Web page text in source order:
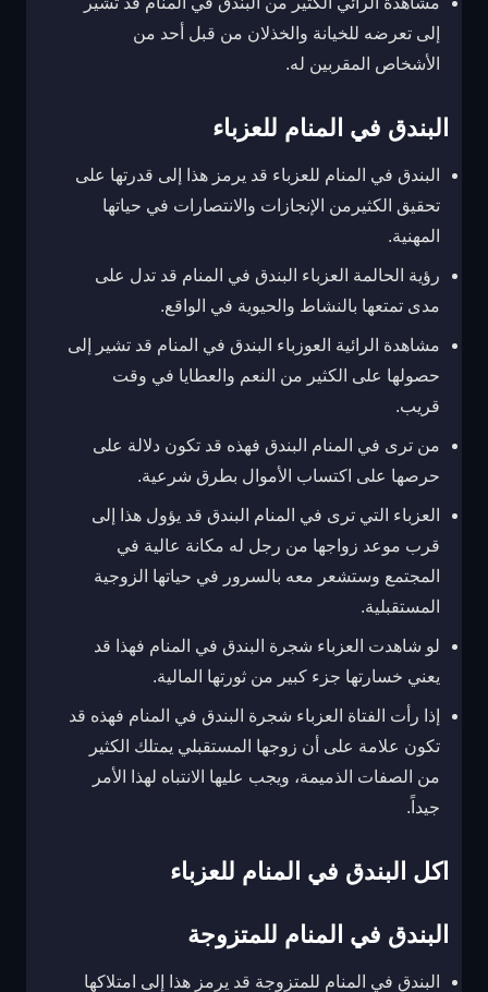
إلى تعرضه للخيانة والخذلان من قبل أحد من
الأشخاص المقربين له.
البندق في المنام للعزباء
البندق في المنام للعزباء قد يرمز هذا إلى قدرتها على
تحقيق الكثيرمن الإنجازات والانتصارات في حياتها
المهنية.
رؤية الحالمة العزباء البندق في المنام قد تدل على
مدى تمتعها بالنشاط والحيوية في الواقع.
مشاهدة الرائية العوزباء البندق في المنام قد تشير إلى
حصولها على الكثير من النعم والعطايا في وقت
قريب.
من ترى في المنام البندق فهذه قد تكون دلالة على
حرصها على اكتساب الأموال بطرق شرعية.
العزباء التي ترى في المنام البندق قد يؤول هذا إلى
قرب موعد زواجها من رجل له مكانة عالية في
المجتمع وستشعر معه بالسرور في حياتها الزوجية
المستقبلية.
لو شاهدت العزباء شجرة البندق في المنام فهذا قد
يعني خسارتها جزء كبير من ثورتها المالية.
إذا رأت الفتاة العزباء شجرة البندق في المنام فهذه قد
تكون علامة على أن زوجها المستقبلي يمتلك الكثير
من الصفات الذميمة، ويجب عليها الانتباه لهذا الأمر
جيداً.
اكل البندق في المنام للعزباء
البندق في المنام للمتزوجة
البندق في المنام للمتزوجة قد يرمز هذا إلى امتلاكها